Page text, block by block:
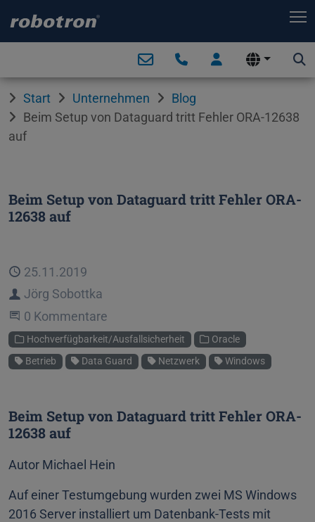
Start Unternehmen
Blog
Beim Setup von Dataguard tritt Fehler ORA-12638
auf
Beim Setup von Dataguard tritt Fehler ORA-
12638 auf
Veröffentlicht
25.11.2019
Autor
Jörg Sobottka
Beginne eine Unterhaltung
0 Kommentare
Kategorien
Hochverfügbarkeit/Ausfallsicherheit Oracle
Schlagworte
Betrieb Data Guard Netzwerk Windows
Beim Setup von Dataguard tritt Fehler ORA-
12638 auf
Autor Michael Hein
Auf einer Testumgebung wurden zwei MS Windows
2016 Server installiert um Datenbank-Tests mit